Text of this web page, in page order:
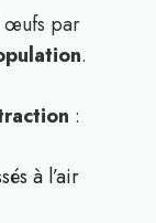
œufs par
.
:
à l’air